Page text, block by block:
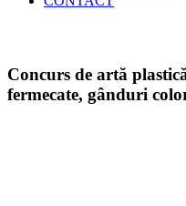
Concurs de artă
fermecate, gânduri